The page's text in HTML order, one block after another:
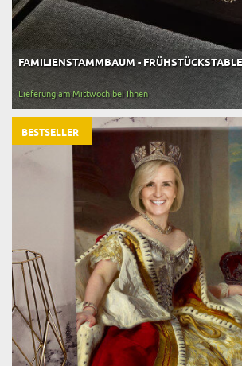
FAMILIENSTAMMBAUM -
Lieferung am Mittwoch bei Ihnen
BESTSELLER